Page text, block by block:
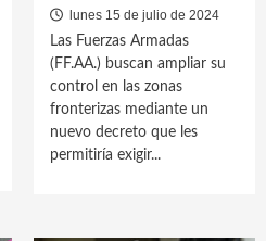
lunes 15 de julio de 2024
Las Fuerzas Armadas
(FF.AA.) buscan ampliar su
control en las zonas
fronterizas mediante un
nuevo decreto que les
permitiría exigir...